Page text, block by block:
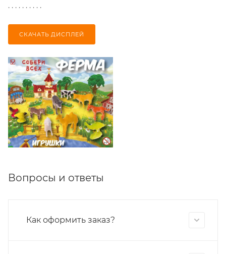
. . . . . . . . . .
СКАЧАТЬ ДИСПЛЕЙ
Вопросы и ответы
Как оформить заказ?